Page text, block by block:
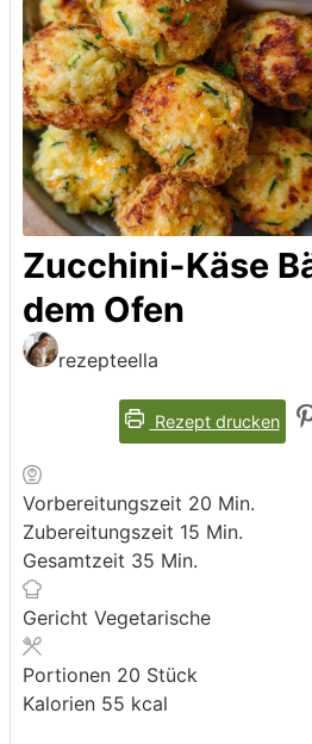
Zucchini-Käse
dem Ofen
rezepteella
Rezept drucken
Vorbereitungszeit 20 Minuten
Min.
Zubereitungszeit 15 Minuten
Min.
Gesamtzeit 35 Minuten
Min.
Gericht Vegetarische
Portionen 20 Stück
Kalorien 55 kcal